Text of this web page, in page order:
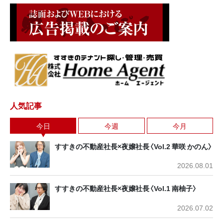
人気記事
今日 今週 今月
すすきの不動産社長×夜嬢社長〈Vol.2 華咲 かのん〉
2026.08.01
すすきの不動産社長×夜嬢社長〈Vol.1 南柚子〉
2026.07.02